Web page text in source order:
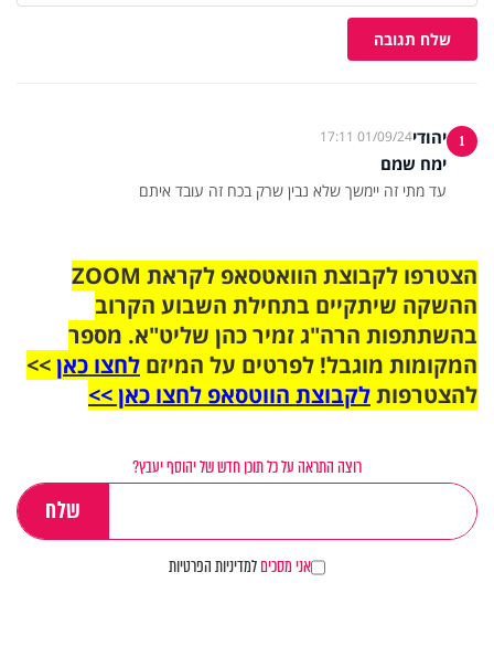
שלח תגובה
1 יהודי01/09/24 17:11
ימח שמם
עד מתי זה יימשך שלא נבין שרק בכח זה עובד איתם
הצטרפו לקבוצת הוואטסאפ לקראת ZOOM
ההשקה שיתקיים בתחילת השבוע הקרוב
בהשתתפות הרה"ג זמיר כהן שליט"א. מספר
המקומות מוגבל! לפרטים על המיזם לחצו כאן>>
להצטרפותלקבוצת הווטסאפ לחצו כאן >>
רוצה התראה על כל תוכן חדש של יהוסף יעבץ?
אני מסכיםלמדיניות הפרטיות